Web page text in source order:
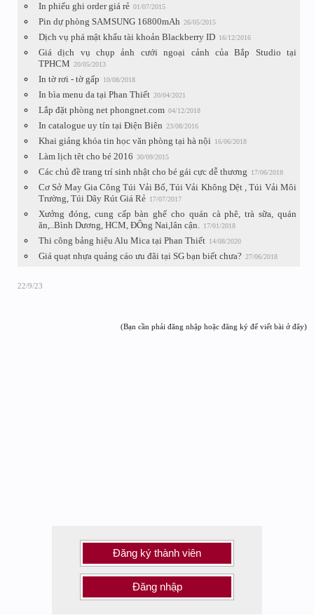
In phiếu ghi order giá rẻ 01/07/2015
Pin dự phòng SAMSUNG 16800mAh 26/05/2015
Dịch vụ phá mật khẩu tài khoản Blackberry ID 16/12/2016
Giá dịch vụ chụp ảnh cưới ngoại cảnh của Bắp Studio tại
TPHCM 20/05/2013
In tờ rơi - tờ gấp 10/08/2018
In bìa menu da tại Phan Thiết 20/04/2021
Lắp đặt phòng net phongnet.com 04/12/2018
In catalogue uy tín tại Điện Biên 23/08/2016
Khai giảng khóa tin học văn phòng tại hà nội 16/06/2018
Làm lịch têt cho bé 2016 30/09/2015
Các chủ đề trang trí sinh nhật cho bé gái cực dễ thương 17/06/2018
Cơ Sở May Gia Công Túi Vải Bố, Túi Vải Không Dệt , Túi Vải Môi
Trường, Túi Dây Rút Giá Rẻ 17/07/2017
Xưởng đóng, cung cấp bàn ghế cho quán cà phê, trà sữa, quán
ăn,..Bình Dương, HCM, ĐÔng Nai,lân cận. 17/01/2018
Thi công bảng hiệu Alu Mica tại Phan Thiết 14/08/2020
Giá quạt nhựa quảng cáo ưu đãi tại SG bạn biết chưa? 27/06/2018
22/9/23
(Bạn cần phải đăng nhập hoặc đăng ký để viết bài ở đây)
Đăng ký thành viên
Đăng nhập